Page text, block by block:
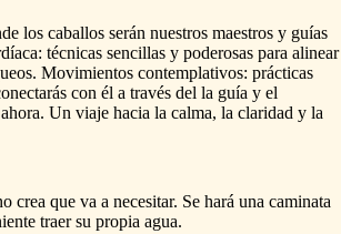
los caballos serán nuestros maestros y guías
técnicas sencillas y poderosas para alinear
Movimientos contemplativos: prácticas
con él a través del la guía y el
ahora. Un viaje hacia la calma, la claridad y la
crea que va a necesitar. Se hará una caminata
traer su propia agua.